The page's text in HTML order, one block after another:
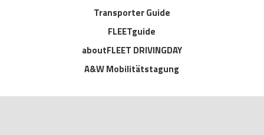
Transporter Guide
FLEETguide
aboutFLEET DRIVINGDAY
A&W Mobilitätstagung